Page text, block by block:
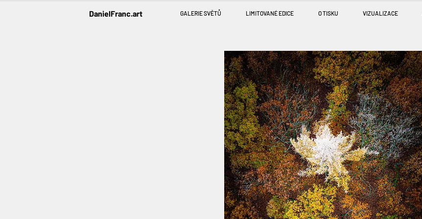
DanielFranc.art GALERIE SVĚTŮ LIMITOVANÉ EDICE O TISKU VIZUALIZACE